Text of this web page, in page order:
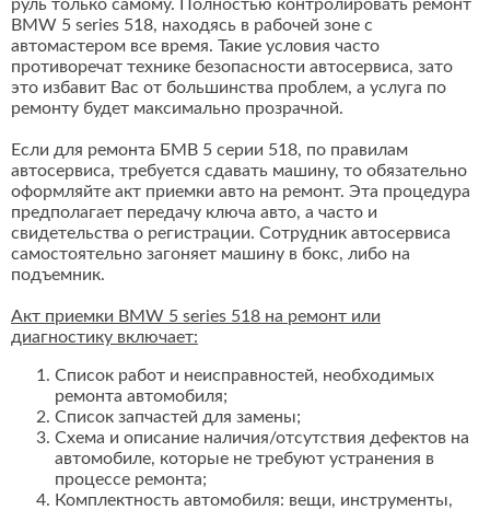
руль только самому. Полностью контролировать ремонт
BMW 5 series 518, находясь в рабочей зоне с
автомастером все время. Такие условия часто
противоречат технике безопасности автосервиса, зато
это избавит Вас от большинства проблем, а услуга по
ремонту будет максимально прозрачной.
Если для ремонта БМВ 5 серии 518, по правилам
автосервиса, требуется сдавать машину, то обязательно
оформляйте акт приемки авто на ремонт. Эта процедура
предполагает передачу ключа авто, а часто и
свидетельства о регистрации. Сотрудник автосервиса
самостоятельно загоняет машину в бокс, либо на
подъемник.
Акт приемки BMW 5 series 518 на ремонт или
диагностику включает:
Список работ и неисправностей, необходимых
ремонта автомобиля;
Список запчастей для замены;
Схема и описание наличия/отсутствия дефектов на
автомобиле, которые не требуют устранения в
процессе ремонта;
Комплектность автомобиля: вещи, инструменты,